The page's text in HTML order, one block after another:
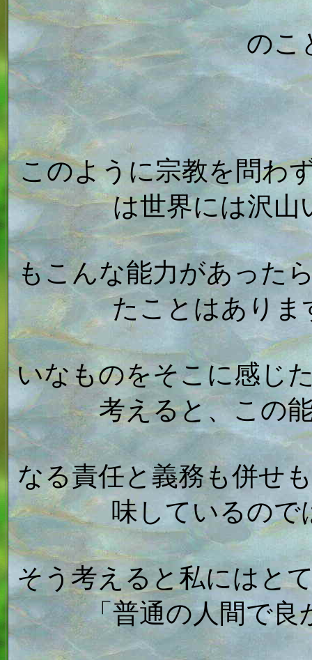
のこ
このように宗教を問わ
は世界には沢山
もこんな能力があった
たことはありま
いなものをそこに感じ
考えると、この
なる責任と義務も併せ
味しているので
そう考えると私にはと
「普通の人間で良